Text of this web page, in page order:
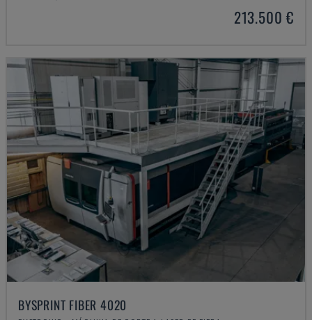
213.500 €
BYSPRINT FIBER 4020